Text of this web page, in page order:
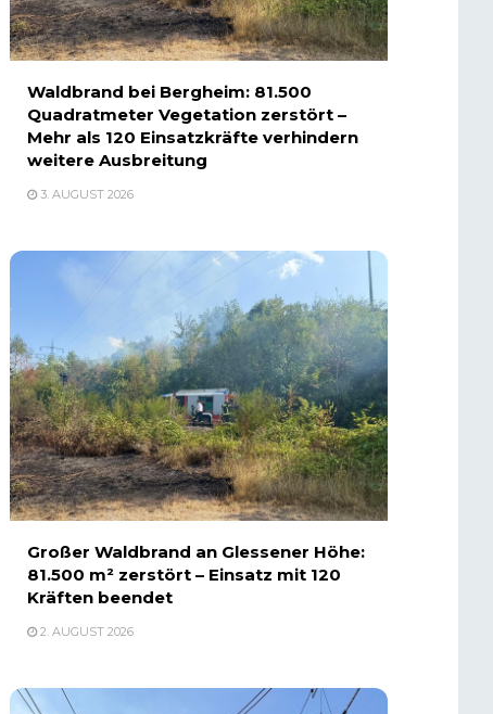
Waldbrand bei Bergheim: 81.500
Quadratmeter Vegetation zerstört –
Mehr als 120 Einsatzkräfte verhindern
weitere Ausbreitung
3. AUGUST 2026
Großer Waldbrand an Glessener Höhe:
81.500 m² zerstört – Einsatz mit 120
Kräften beendet
2. AUGUST 2026